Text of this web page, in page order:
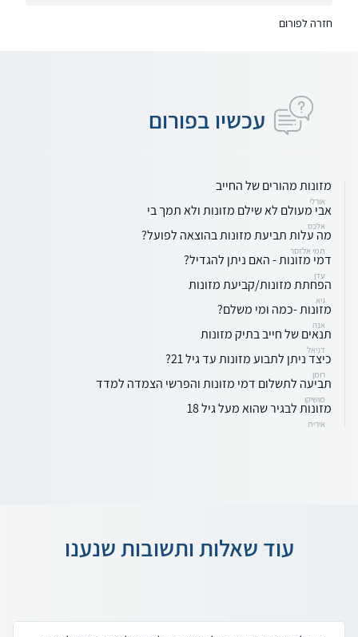
חזרה לפורום
עכשיו בפורום
מזונות מהורים של החייב
אורלי
אבי מעולם לא שילם מזונות ולא תמך בי
אלכס
מה עלות תביעת מזונות בהוצאה לפועל?
תמי אלזסר
דמי מזונות - האם ניתן להגדיל?
עדן
הפחתת מזונות/קביעת מזונות
גיא
מזונות -כמה ומי משלם?
אנה
תנאים של חייב בתיק מזונות
דניאל
כיצד ניתן לתבוע מזונות עד גיל 21?
רומן
תביעה לתשלום דמי מזונות והפרשי הצמדה למדד
מושיקו
מזונות לבגיר שהוא מעל גיל 18
אירית
עוד שאלות ותשובות שנענו